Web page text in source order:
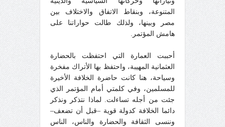
المتنوعة، وبنقاط الاتفاق والاختلاف بين
مصر وبينها، ولذلك طالت حواراتنا على
هامش المؤتمر.
أحببت العمارة التي احتفظت بالحضارة
العثمانية المهيبة، واحتفظ بها الأتراك مفخرة
وسياحة، هنا كانت حاضرة الخلافة الأخيرة
للمسلمين، وفي كلمتي أمام المؤتمر الذي
جئت من أجله تساءلت. لماذا نتذكر ونذكر
دائما الخلافة كدولة قوية –قبل أن تضعف–
وننسى الثقافة والحضارة والناس، الناس